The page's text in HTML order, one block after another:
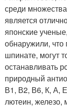
среди
является
японские
обнаружили,
шпинате, могут
останавливать
природный
В1, В2, В6, К, А,
лютеин, железо,